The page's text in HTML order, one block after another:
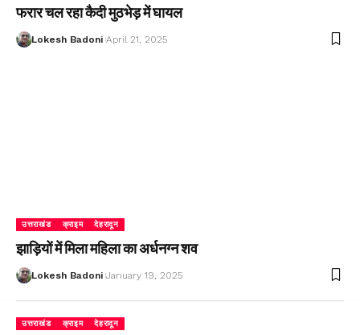
फरार चल रहा कैदी मुठभेड़ में घायल
Lokesh Badoni April 21, 2025
उत्तराखंड क्राइम देहरादून
झाड़ियों में मिला महिला का अर्धनग्न शव
Lokesh Badoni January 19, 2025
उत्तराखंड क्राइम देहरादून